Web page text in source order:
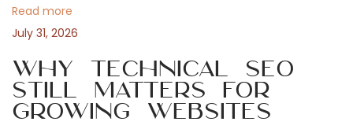
t
i
o
g
i
d
e
r
Read more
July 31, 2026
Why Technical SEO
Still Matters for
Growing Websites